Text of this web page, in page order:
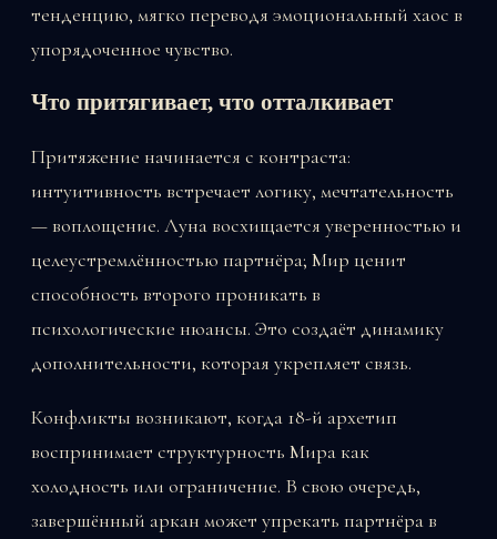
тенденцию, мягко переводя эмоциональный хаос в
упорядоченное чувство.
Что притягивает, что отталкивает
Притяжение начинается с контраста:
интуитивность встречает логику, мечтательность
— воплощение. Луна восхищается уверенностью и
целеустремлённостью партнёра; Мир ценит
способность второго проникать в
психологические нюансы. Это создаёт динамику
дополнительности, которая укрепляет связь.
Конфликты возникают, когда 18-й архетип
воспринимает структурность Мира как
холодность или ограничение. В свою очередь,
завершённый аркан может упрекать партнёра в